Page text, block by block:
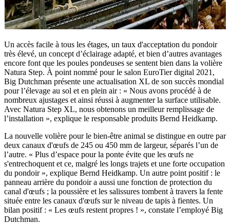
Un accès facile à tous les étages, un taux d'acceptation du pondoir
très élevé, un concept d’éclairage adapté, et bien d’autres avantages
encore font que les poules pondeuses se sentent bien dans la volière
Natura Step. À point nommé pour le salon EuroTier digital 2021,
Big Dutchman présente une actualisation XL de son succès mondial
pour l’élevage au sol et en plein air : « Nous avons procédé à de
nombreux ajustages et ainsi réussi à augmenter la surface utilisable.
Avec Natura Step XL, nous obtenons un meilleur remplissage de
l’installation », explique le responsable produits Bernd Heidkamp.
La nouvelle volière pour le bien-être animal se distingue en outre par
deux canaux d'œufs de 245 ou 450 mm de largeur, séparés l’un de
l’autre. « Plus d’espace pour la ponte évite que les œufs ne
s'entrechoquent et ce, malgré les longs trajets et une forte occupation
du pondoir », explique Bernd Heidkamp. Un autre point positif : le
panneau arrière du pondoir a aussi une fonction de protection du
canal d'œufs ; la poussière et les salissures tombent à travers la fente
située entre les canaux d'œufs sur le niveau de tapis à fientes. Un
bilan positif : « Les œufs restent propres ! », constate l’employé Big
Dutchman.